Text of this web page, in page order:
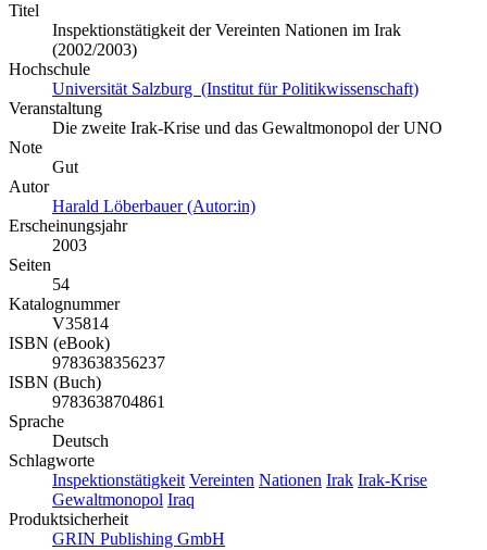
Titel
Inspektionstätigkeit der Vereinten Nationen im Irak
(2002/2003)
Hochschule
Universität Salzburg (Institut für Politikwissenschaft)
Veranstaltung
Die zweite Irak-Krise und das Gewaltmonopol der UNO
Note
Gut
Autor
Harald Löberbauer (Autor:in)
Erscheinungsjahr
2003
Seiten
54
Katalognummer
V35814
ISBN (eBook)
9783638356237
ISBN (Buch)
9783638704861
Sprache
Deutsch
Schlagworte
Inspektionstätigkeit Vereinten Nationen Irak Irak-Krise
Gewaltmonopol Iraq
Produktsicherheit
GRIN Publishing GmbH